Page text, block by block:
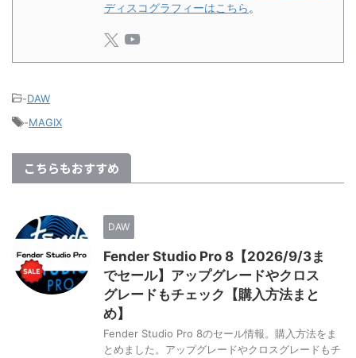
ディスコグラフィーはこちら 。
-DAW
-MAGIX
こちらもおすすめ
DAW
Fender Studio Pro 8【2026/9/3ま
でセール】アップグレードやクロス
グレードもチェック【購入方法まと
め】
Fender Studio Pro 8のセール情報。購入方法をま
とめました。アップグレードやクロスグレードもチ